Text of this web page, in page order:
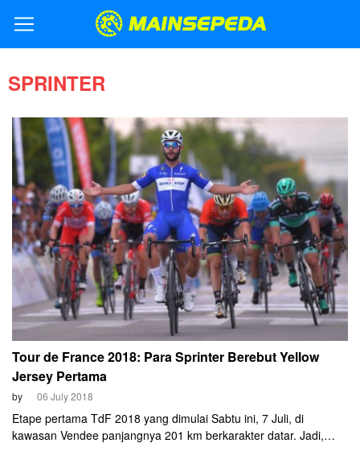
SPRINTER
Tour de France 2018: Para Sprinter Berebut Yellow
Jersey Pertama
by 06 July 2018
Etape pertama TdF 2018 yang dimulai Sabtu ini, 7 Juli, di
kawasan Vendee panjangnya 201 km berkarakter datar. Jadi,